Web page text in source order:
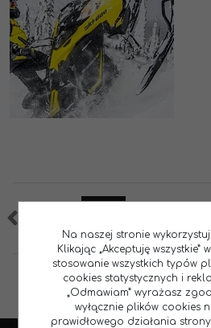
Na naszej stronie
Klikając „Akceptuję
stosowanie wszystkich typów
cookies statystycznych i
„Odmawiam” wyrażasz
wyłącznie plików cookies
prawidłowego działania